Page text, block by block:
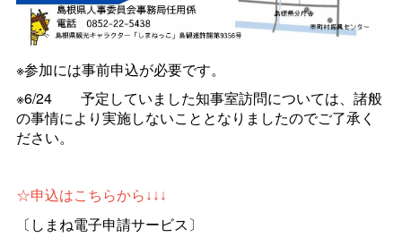
※参加には事前申込が必要です。
※6/24 予定していました知事室訪問については、諸般
の事情により実施しないこととなりましたのでご了承く
ださい。
☆申込はこちらから↓↓↓
〔しまね電子申請サービス〕